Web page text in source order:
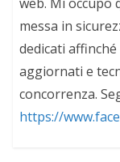
messa in
dedicati
aggiornati e
concorrenza.
https://